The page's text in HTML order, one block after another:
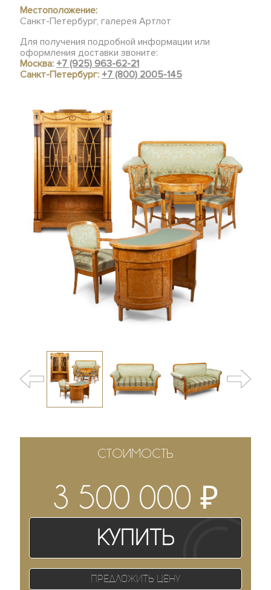
Местоположение:
Санкт-Петербург, галерея Артлот
Для получения подробной информации или
оформления доставки звоните:
Москва:+7 (925) 963-62-21
Санкт-Петербург:+7 (800) 2005-145
СТОИМОСТЬ
3 500 000₽
Купить
Предложить цену